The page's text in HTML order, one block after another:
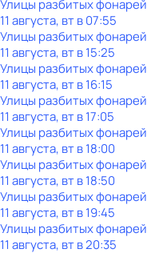
Улицы разбитых фонарей
11 августа, вт в 07:55
Улицы разбитых фонарей
11 августа, вт в 15:25
Улицы разбитых фонарей
11 августа, вт в 16:15
Улицы разбитых фонарей
11 августа, вт в 17:05
Улицы разбитых фонарей
11 августа, вт в 18:00
Улицы разбитых фонарей
11 августа, вт в 18:50
Улицы разбитых фонарей
11 августа, вт в 19:45
Улицы разбитых фонарей
11 августа, вт в 20:35